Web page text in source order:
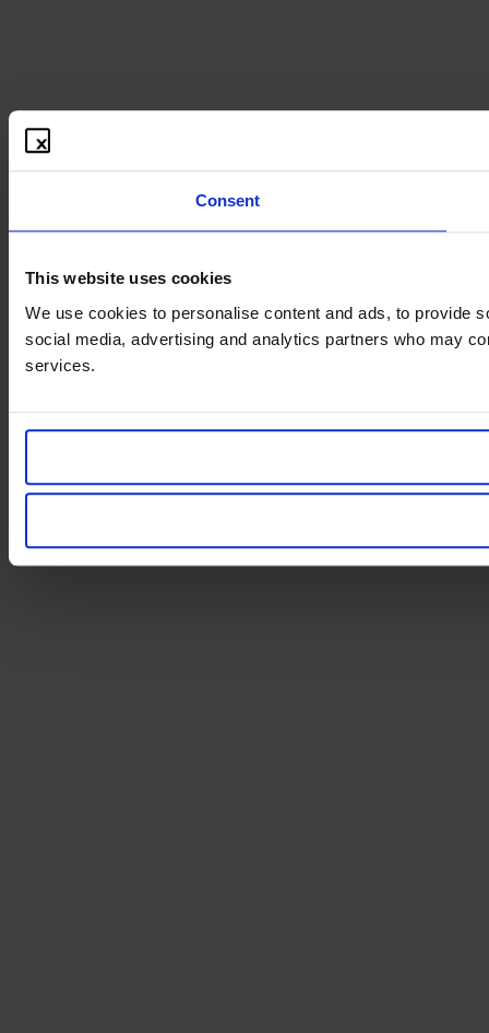
Consent
This website uses cookies
We use cookies to personalise content and ads, to provide
social media, advertising and analytics partners who may
services.